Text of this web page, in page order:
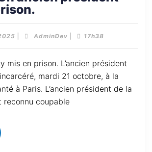
AdminDev 17h38
mardi 21 octobre, à la
à Paris. L’ancien président de la
reconnu coupable